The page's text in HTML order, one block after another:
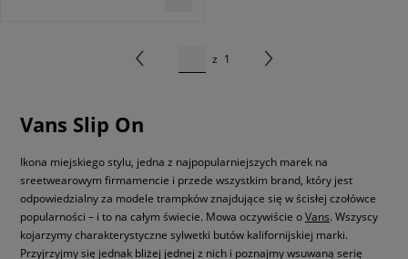
z 1
Vans Slip On
Ikona miejskiego stylu, jedna z najpopularniejszych marek na
sreetwearowym firmamencie i przede wszystkim brand, który jest
odpowiedzialny za modele trampków znajdujące się w ścisłej czołówce
popularności – i to na całym świecie. Mowa oczywiście oVans. Wszyscy
kojarzymy charakterystyczne sylwetki butów kalifornijskiej marki.
Przyjrzyjmy się jednak bliżej jednej z nich i poznajmy wsuwaną serię